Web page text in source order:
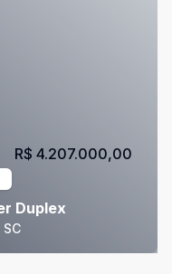
Duplex
R$ 4.207.000,00